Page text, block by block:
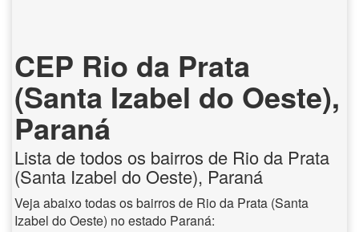
CEP Rio da Prata
(Santa Izabel do Oeste),
Paraná
Lista de todos os bairros de Rio da Prata
(Santa Izabel do Oeste), Paraná
Veja abaixo todas os bairros de Rio da Prata (Santa
Izabel do Oeste) no estado Paraná: